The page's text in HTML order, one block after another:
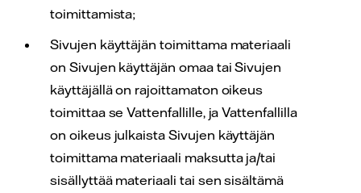
toimittamista;
Sivujen käyttäjän toimittama materiaali
on Sivujen käyttäjän omaa tai Sivujen
käyttäjällä on rajoittamaton oikeus
toimittaa se Vattenfallille, ja Vattenfallilla
on oikeus julkaista Sivujen käyttäjän
toimittama materiaali maksutta ja/tai
sisällyttää materiaali tai sen sisältämä